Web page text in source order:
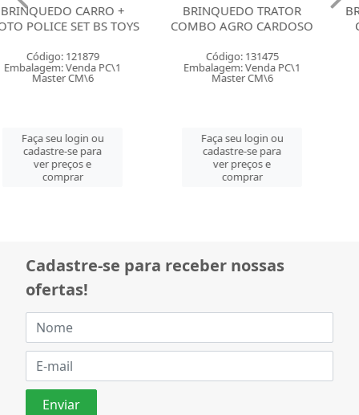
BRINQUEDO TRATOR
COMBO AGRO CARDOSO
Código: 131475
Embalagem: Venda PC\1
Master CM\6
Faça seu login ou
cadastre-se para
ver preços e
comprar
BRINQUEDO KIT PEQUENO
CONSTRUTOR PICA PAU
Código: 139423
Embalagem: Venda PC\1
Master PC\1
Faça seu login ou
cadastre-se para
ver preços e
comprar
Cadastre-se para receber nossas
ofertas!